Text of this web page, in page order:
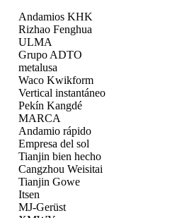
Andamios KHK
Rizhao Fenghua
ULMA
Grupo ADTO
metalusa
Waco Kwikform
Vertical instantáneo
Pekín Kangdé
MARCA
Andamio rápido
Empresa del sol
Tianjin bien hecho
Cangzhou Weisitai
Tianjin Gowe
Itsen
MJ-Gerüst